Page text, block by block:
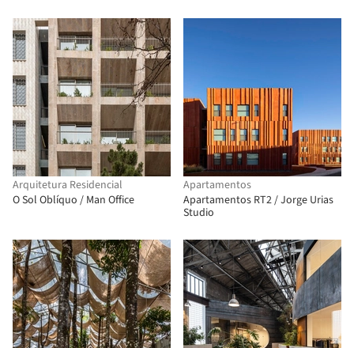
Arquitetura Residencial
O Sol Oblíquo / Man Office
Apartamentos
Apartamentos RT2 / Jorge Urias
Studio